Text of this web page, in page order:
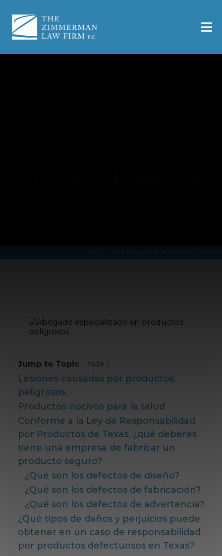
Jump to Topic hide
Lesiones causadas por productos
peligrosos
Productos nocivos para la salud
Conforme a la Ley de Responsabilidad
por Productos de Texas, ¿qué deberes
tiene una empresa de fabricar un
producto seguro?
¿Qué son los defectos de diseño?
¿Qué son los defectos de fabricación?
¿Qué son los defectos de advertencia?
¿Qué tipos de daños y perjuicios puede
obtener en un caso de responsabilidad
por productos defectuosos en Texas?